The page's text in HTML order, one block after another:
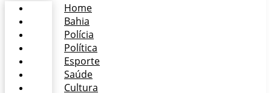
Home
Bahia
Polícia
Política
Esporte
Saúde
Cultura